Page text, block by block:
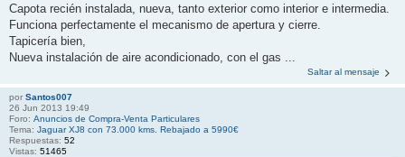
Capota recién instalada, nueva, tanto exterior como interior e intermedia.
Funciona perfectamente el mecanismo de apertura y cierre.
Tapicería bien,
Nueva instalación de aire acondicionado, con el gas ...
Saltar al mensaje
por Santos007
26 Jun 2013 19:49
Foro: Anuncios de Compra-Venta Particulares
Tema: Jaguar XJ8 con 73.000 kms. Rebajado a 5990€
Respuestas: 52
Vistas: 51465